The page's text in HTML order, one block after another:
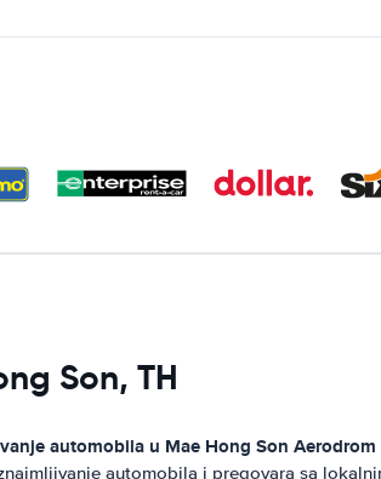
Son, TH
automobila u Mae Hong Son Aerodrom
automobila i pregovara sa